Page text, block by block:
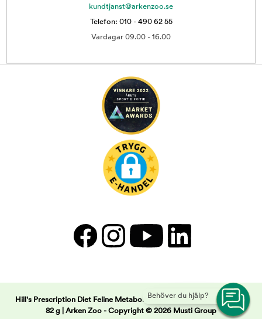
Behöver du hjälp?
kundtjanst@arkenzoo.se
Telefon: 010 - 490 62 55
Vardagar 09.00 - 16.00
Hill's Prescription Diet Feline Metabolic Stew Chicken & Vegetables
82 g | Arken Zoo - Copyright © 2026 Musti Group